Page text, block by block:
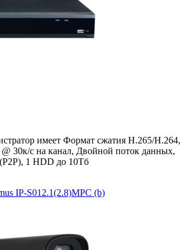
имеет Формат сжатия H.265/H.264,
30к/с на канал, Двойной поток данных,
1 HDD до 10Тб
IP-S012.1(2.8)MPC (b)